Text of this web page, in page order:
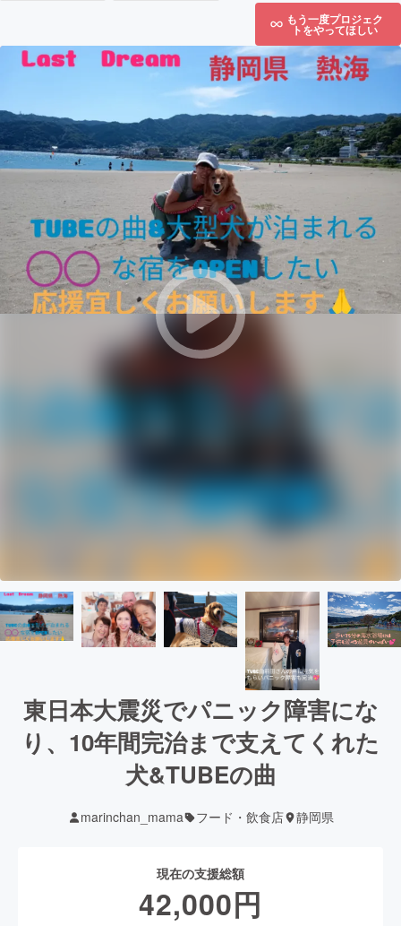
もう一度プロジェク
トをやってほしい
東日本大震災でパニック障害にな
り、10年間完治まで支えてくれた
犬&TUBEの曲
marinchan_mama フード・飲食店 静岡県
現在の支援総額
42,000円